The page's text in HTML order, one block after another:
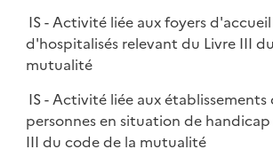
IS - Activité liée aux foyers
d'hospitalisés relevant du Livre III
mutualité
IS - Activité liée aux
personnes en situation de
III du code de la mutualité